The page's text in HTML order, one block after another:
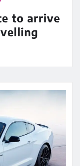
to arrive